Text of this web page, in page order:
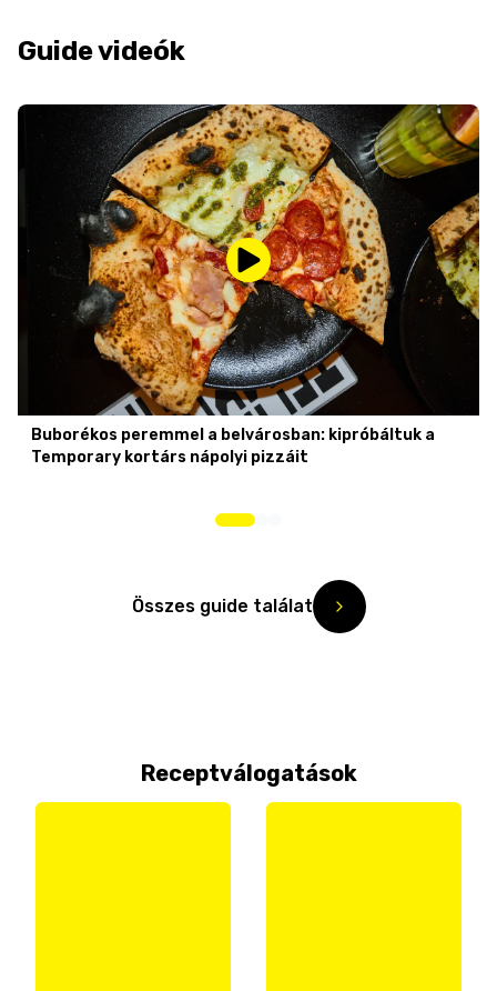
Guide videók
Buborékos peremmel a belvárosban: kipróbáltuk a
Temporary kortárs nápolyi pizzáit
Összes guide találat
Receptválogatások